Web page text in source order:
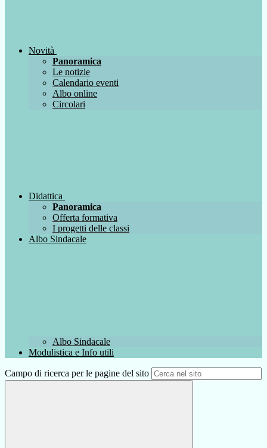
Novità
Panoramica
Le notizie
Calendario eventi
Albo online
Circolari
Didattica
Panoramica
Offerta formativa
I progetti delle classi
Albo Sindacale
Albo Sindacale
Modulistica e Info utili
Campo di ricerca per le pagine del sito